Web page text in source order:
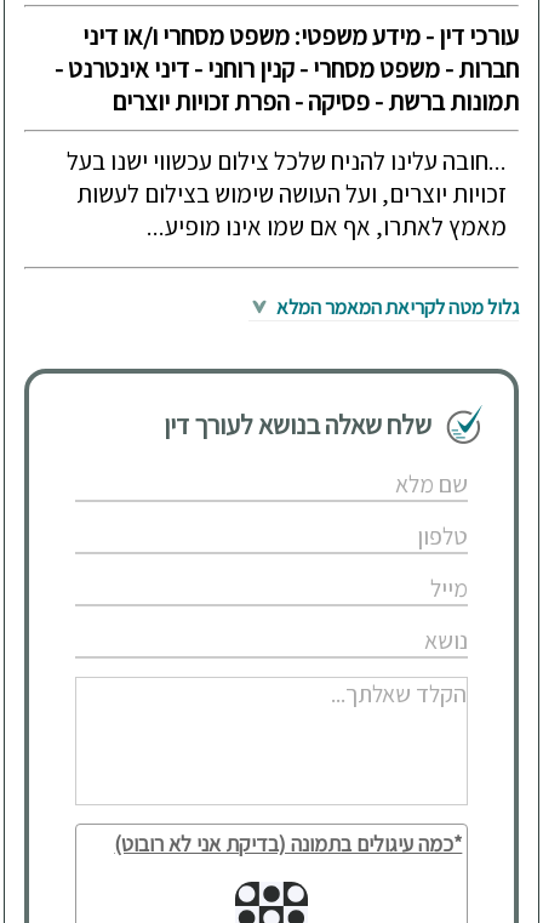
עורכי דין - מידע משפטי: משפט מסחרי ו/או דיני
חברות - משפט מסחרי - קנין רוחני - דיני אינטרנט -
תמונות ברשת - פסיקה - הפרת זכויות יוצרים
...חובה עלינו להניח שלכל צילום עכשווי ישנו בעל
זכויות יוצרים, ועל העושה שימוש בצילום לעשות
מאמץ לאתרו, אף אם שמו אינו מופיע...
גלול מטה לקריאת המאמר המלא
שלח שאלה בנושא לעורך דין
*כמה עיגולים בתמונה (בדיקת אני לא רובוט)